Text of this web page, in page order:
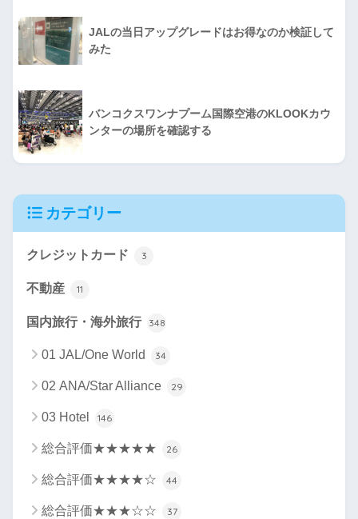
JALの当日アップグレードはお得なのか検証して
みた
バンコクスワンナプーム国際空港のKLOOKカウ
ンターの場所を確認する
カテゴリー
クレジットカード 3
不動産 11
国内旅行・海外旅行 348
01 JAL/One World 34
02 ANA/Star Alliance 29
03 Hotel 146
総合評価★★★★★ 26
総合評価★★★★☆ 44
総合評価★★★☆☆ 37